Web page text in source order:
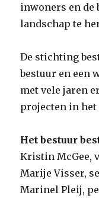
inwoners en
landschap te
De stichting
bestuur en een
met vele jaren
projecten in het
Het bestuur
Kristin McGee,
Marije Visser,
Marinel Pleij,